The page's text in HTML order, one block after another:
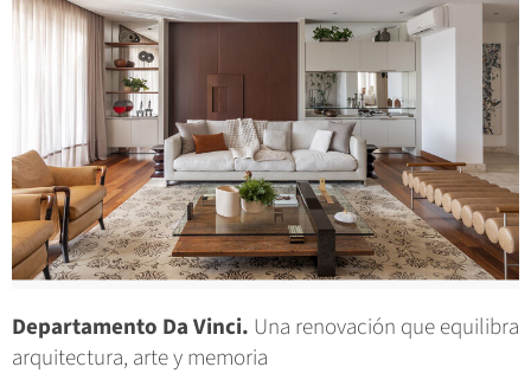
Departamento Da Vinci. Una renovación que equilibra
arquitectura, arte y memoria